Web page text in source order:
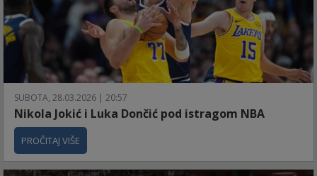
SUBOTA, 28.03.2026 | 20:57
Nikola Jokić i Luka Dončić pod istragom NBA
PROČITAJ VIŠE